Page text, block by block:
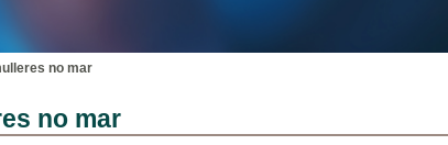
no mar
no mar